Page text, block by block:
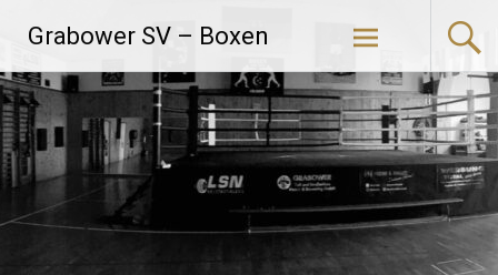
Inhalt
springen
Grabower SV – Boxen